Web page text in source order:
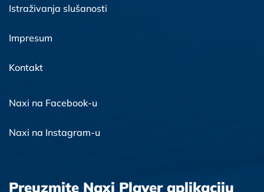
Istraživanja slušanosti
Impresum
Kontakt
Naxi na Facebook-u
Naxi na Instagram-u
Preuzmite Naxi Player aplikaciju